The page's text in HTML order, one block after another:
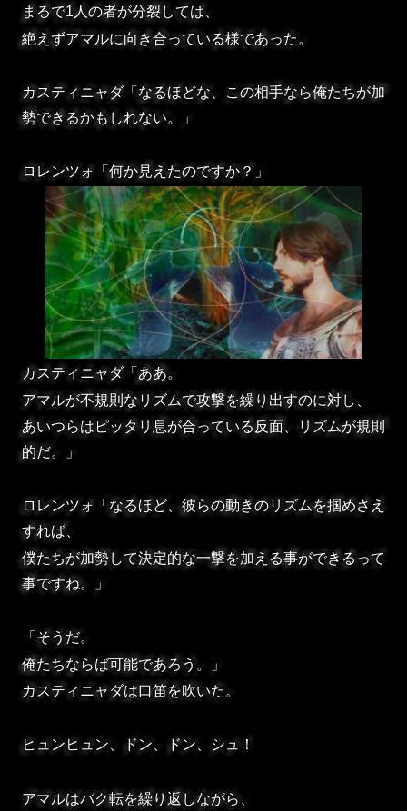
まるで1人の者が分裂しては、
絶えずアマルに向き合っている様であった。
カスティニャダ「なるほどな、この相手なら俺たちが加
勢できるかもしれない。」
ロレンツォ「何か見えたのですか？」
カスティニャダ「ああ。
アマルが不規則なリズムで攻撃を繰り出すのに対し、
あいつらはピッタリ息が合っている反面、リズムが規則
的だ。」
ロレンツォ「なるほど、彼らの動きのリズムを掴めさえ
すれば、
僕たちが加勢して決定的な一撃を加える事ができるって
事ですね。」
「そうだ。
俺たちならば可能であろう。」
カスティニャダは口笛を吹いた。
ヒュンヒュン、ドン、ドン、シュ！
アマルはバク転を繰り返しながら、